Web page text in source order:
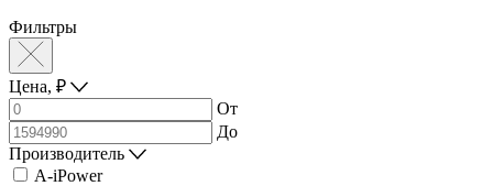
Фильтры
Цена, ₽
От
До
Производитель
A-iPower